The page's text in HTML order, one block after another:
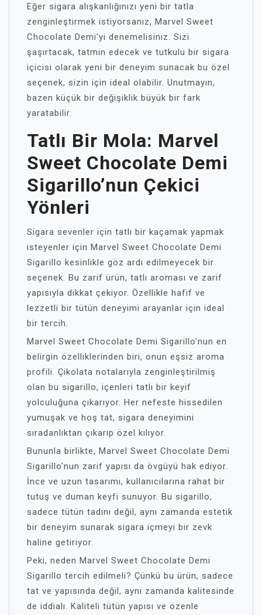
Eğer sigara alışkanlığınızı yeni bir tatla
zenginleştirmek istiyorsanız, Marvel Sweet
Chocolate Demi'yi denemelisiniz. Sizi
şaşırtacak, tatmin edecek ve tutkulu bir sigara
içicisi olarak yeni bir deneyim sunacak bu özel
seçenek, sizin için ideal olabilir. Unutmayın,
bazen küçük bir değişiklik büyük bir fark
yaratabilir.
Tatlı Bir Mola: Marvel
Sweet Chocolate Demi
Sigarillo’nun Çekici
Yönleri
Sigara sevenler için tatlı bir kaçamak yapmak
isteyenler için Marvel Sweet Chocolate Demi
Sigarillo kesinlikle göz ardı edilmeyecek bir
seçenek. Bu zarif ürün, tatlı aroması ve zarif
yapısıyla dikkat çekiyor. Özellikle hafif ve
lezzetli bir tütün deneyimi arayanlar için ideal
bir tercih.
Marvel Sweet Chocolate Demi Sigarillo'nun en
belirgin özelliklerinden biri, onun eşsiz aroma
profili. Çikolata notalarıyla zenginleştirilmiş
olan bu sigarillo, içenleri tatlı bir keyif
yolculuğuna çıkarıyor. Her nefeste hissedilen
yumuşak ve hoş tat, sigara deneyimini
sıradanlıktan çıkarıp özel kılıyor.
Bununla birlikte, Marvel Sweet Chocolate Demi
Sigarillo'nun zarif yapısı da övgüyü hak ediyor.
İnce ve uzun tasarımı, kullanıcılarına rahat bir
tutuş ve duman keyfi sunuyor. Bu sigarillo,
sadece tütün tadını değil, aynı zamanda estetik
bir deneyim sunarak sigara içmeyi bir zevk
haline getiriyor.
Peki, neden Marvel Sweet Chocolate Demi
Sigarillo tercih edilmeli? Çünkü bu ürün, sadece
tat ve yapısında değil, aynı zamanda kalitesinde
de iddialı. Kaliteli tütün yapısı ve özenle